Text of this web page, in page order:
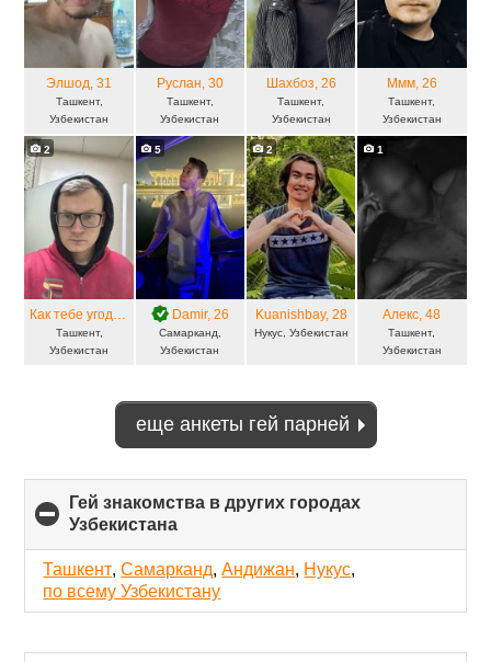
Элшод, 31
Ташкент,
Узбекистан
Руслан, 30
Ташкент,
Узбекистан
Шахбоз, 26
Ташкент,
Узбекистан
Ммм, 26
Ташкент,
Узбекистан
2
Как тебе угодно
Ташкент,
Узбекистан
5
Damir, 26
Самарканд,
Узбекистан
2
Kuanishbay, 28
Нукус, Узбекистан
1
Алекс, 48
Ташкент,
Узбекистан
еще анкеты гей парней
Гей знакомства в других городах
Узбекистана
to
collapse
contents
Ташкент,Самарканд,Андижан, Нукус,
по всему Узбекистану